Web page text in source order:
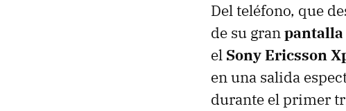
Del teléfono, que
de su granpantalla
el Sony Ericsson
en una salida
durante el primer